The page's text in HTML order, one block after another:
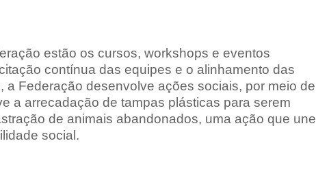
estão os cursos, workshops e eventos
contínua das equipes e o alinhamento das
a Federação desenvolve ações sociais, por meio de
a arrecadação de tampas plásticas para serem
de animais abandonados, uma ação que une
social.